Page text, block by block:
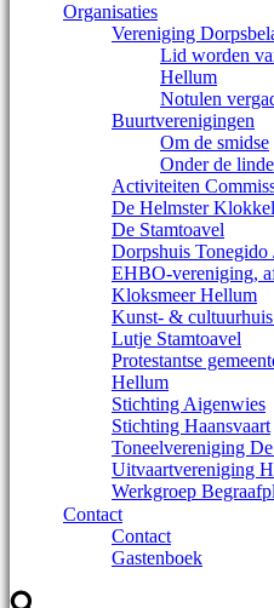
Organisaties
Vereniging
Lid worden
Hellum
Notulen
Buurtverenigingen
Om de smidse
Onder de
Activiteiten
De Helmster
De Stamtoavel
Dorpshuis
EHBO-vereniging,
Kloksmeer Hellum
Kunst- &
Lutje Stamtoavel
Protestantse
Hellum
Stichting Aigenwies
Stichting Haansvaart
Toneelvereniging
Uitvaartvereniging
Werkgroep
Contact
Contact
Gastenboek